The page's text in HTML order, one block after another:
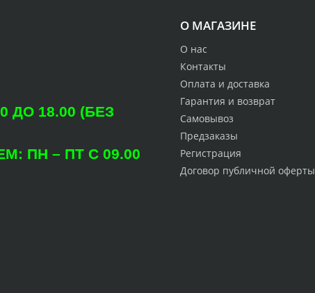
О МАГАЗИНЕ
О нас
Контакты
Оплата и доставка
Гарантия и возврат
Самовывоз
Предзаказы
Регистрация
Договор публичной оферты
ДО 18.00 (БЕЗ
ПН – ПТ С 09.00